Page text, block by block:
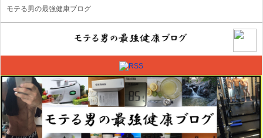
モテる男の最強健康ブログ